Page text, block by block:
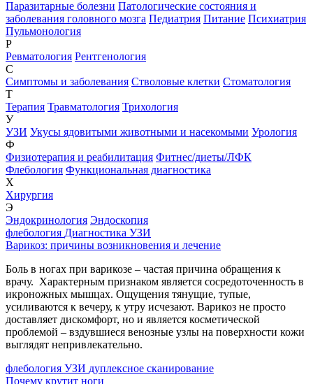
Паразитарные болезни Патологические состояния и
заболевания головного мозга Педиатрия Питание Психиатрия
Пульмонология
Р
Ревматология Рентгенология
С
Симптомы и заболевания Стволовые клетки Стоматология
Т
Терапия Травматология Трихология
У
УЗИ Укусы ядовитыми животными и насекомыми Урология
Ф
Физиотерапия и реабилитация Фитнес/диеты/ЛФК
Флебология Функциональная диагностика
Х
Хирургия
Э
Эндокринология Эндоскопия
флебология Диагностика УЗИ
Варикоз: причины возникновения и лечение
Боль в ногах при варикозе – частая причина обращения к
врачу. Характерным признаком является сосредоточенность в
икроножных мышцах. Ощущения тянущие, тупые,
усиливаются к вечеру, к утру исчезают. Варикоз не просто
доставляет дискомфорт, но и является косметической
проблемой – вздувшиеся венозные узлы на поверхности кожи
выглядят непривлекательно.
флебология УЗИ дуплексное сканирование
Почему крутит ноги